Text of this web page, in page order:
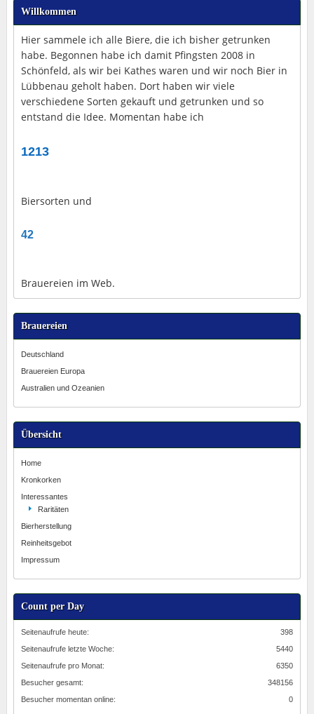
Willkommen
Hier sammele ich alle Biere, die ich bisher getrunken
habe. Begonnen habe ich damit Pfingsten 2008 in
Schönfeld, als wir bei Kathes waren und wir noch Bier in
Lübbenau geholt haben. Dort haben wir viele
verschiedene Sorten gekauft und getrunken und so
entstand die Idee. Momentan habe ich
1213
Biersorten und
42
Brauereien im Web.
Brauereien
Deutschland
Brauereien Europa
Australien und Ozeanien
Übersicht
Home
Kronkorken
Interessantes
Raritäten
Bierherstellung
Reinheitsgebot
Impressum
Count per Day
398
Seitenaufrufe heute:
5440
Seitenaufrufe letzte Woche:
6350
Seitenaufrufe pro Monat:
348156
Besucher gesamt:
0
Besucher momentan online: